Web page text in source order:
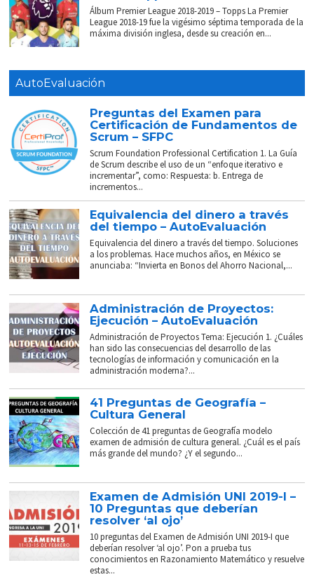
Álbum Premier League 2018-2019 – Topps La Premier
League 2018-19 fue la vigésimo séptima temporada de la
máxima división inglesa, desde su creación en...
AutoEvaluación
Preguntas del Examen para
Certificación de Fundamentos de
Scrum – SFPC
Scrum Foundation Professional Certification 1. La Guía
de Scrum describe el uso de un “enfoque iterativo e
incrementar”, como: Respuesta: b. Entrega de
incrementos...
Equivalencia del dinero a través
del tiempo – AutoEvaluación
Equivalencia del dinero a través del tiempo. Soluciones
a los problemas. Hace muchos años, en México se
anunciaba: “Invierta en Bonos del Ahorro Nacional,...
Administración de Proyectos:
Ejecución – AutoEvaluación
Administración de Proyectos Tema: Ejecución 1. ¿Cuáles
han sido las consecuencias del desarrollo de las
tecnologías de información y comunicación en la
administración moderna?...
41 Preguntas de Geografía –
Cultura General
Colección de 41 preguntas de Geografía modelo
examen de admisión de cultura general. ¿Cuál es el país
más grande del mundo? ¿Y el segundo...
Examen de Admisión UNI 2019-I –
10 Preguntas que deberían
resolver ‘al ojo’
10 preguntas del Examen de Admisión UNI 2019-I que
deberían resolver ‘al ojo’. Pon a prueba tus
conocimientos en Razonamiento Matemático y resuelve
estas...